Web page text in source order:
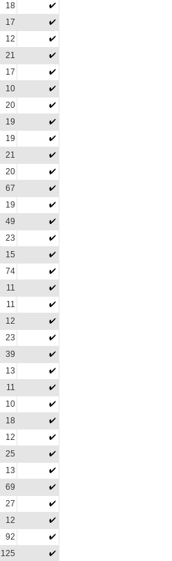
18
17
12
21
17
10
20
19
19
21
20
67
19
49
23
15
74
11
11
12
23
39
13
11
10
18
12
25
13
69
27
12
92
125